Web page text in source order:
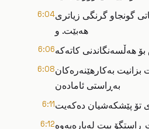
6:04گونجاو گرنگی زیاتری
هەبێت. و
6:06هەڵسەنگاندنی کاتەکە
6:08بەکارهێنەرەکان
بەڕاستی ئامادەن
6:11
6:12